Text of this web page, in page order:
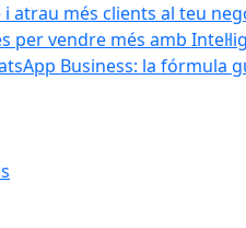
atrau més clients al teu
per vendre més amb
Business: la fórmula